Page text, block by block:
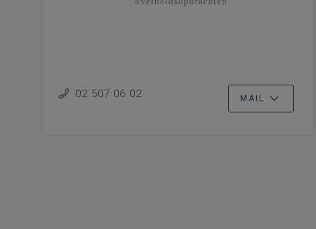
02 507 06 02 MAIL